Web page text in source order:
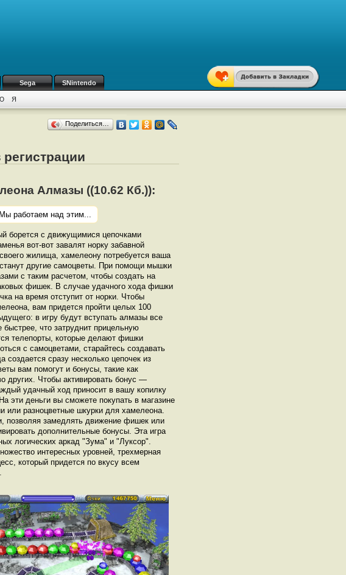
Sega SNintendo
Я
Поделиться…
Алмазы ((10.62 Кб.)):
работаем над этим...
борется с движущимися цепочками
вот-вот завалят норку забавной
жилища, хамелеону потребуется ваша
другие самоцветы. При помощи мышки
с таким расчетом, чтобы создать на
фишек. В случае удачного хода фишки
на время отступит от норки. Чтобы
вам придется пройти целых 100
в игру будут вступать алмазы все
что затруднит прицельную
телепорты, которые делают фишки
с самоцветами, старайтесь создавать
создается сразу несколько цепочек из
вам помогут и бонусы, такие как
других. Чтобы активировать бонус —
удачный ход приносит в вашу копилку
эти деньги вы сможете покупать в магазине
или разноцветные шкурки для хамелеона.
позволяя замедлять движение фишек или
дополнительные бонусы. Эта игра
логических аркад "Зума" и "Луксор".
интересных уровней, трехмерная
который придется по вкусу всем